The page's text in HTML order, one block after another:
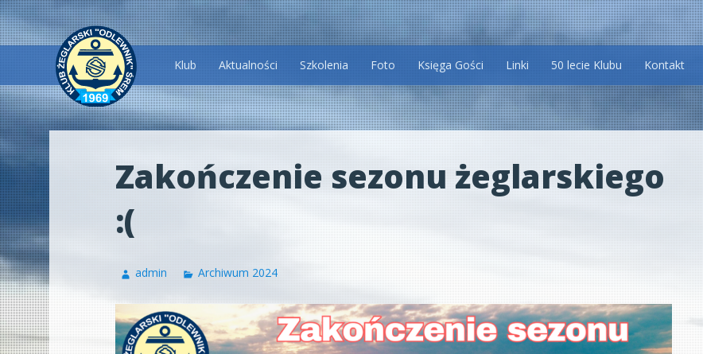
Przeskocz
do
treści
Klub Aktualności Szkolenia Foto Księga Gości Linki 50 lecie Klubu Kontakt
Zakończenie sezonu żeglarskiego
:(
admin Archiwum 2024